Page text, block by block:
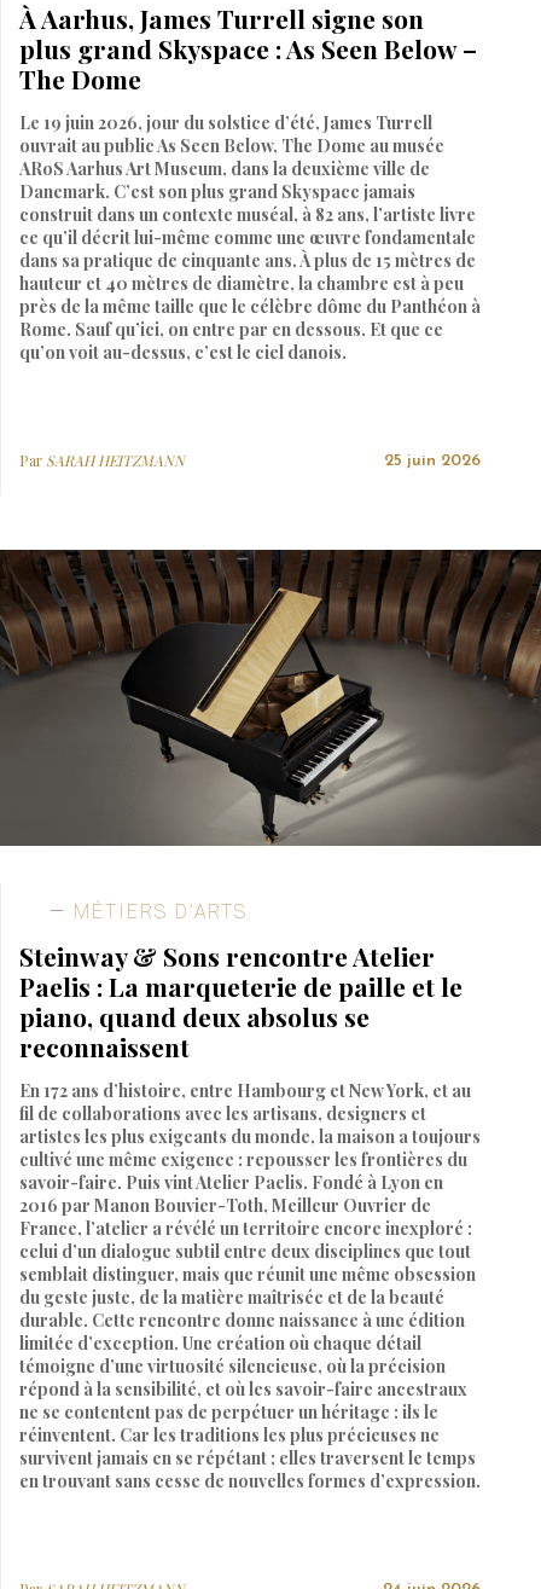
À Aarhus, James Turrell signe son
plus grand Skyspace : As Seen Below –
The Dome
Le 19 juin 2026, jour du solstice d’été, James Turrell
ouvrait au public As Seen Below, The Dome au musée
ARoS Aarhus Art Museum, dans la deuxième ville de
Danemark. C’est son plus grand Skyspace jamais
construit dans un contexte muséal, à 82 ans, l’artiste livre
ce qu’il décrit lui-même comme une œuvre fondamentale
dans sa pratique de cinquante ans. À plus de 15 mètres de
hauteur et 40 mètres de diamètre, la chambre est à peu
près de la même taille que le célèbre dôme du Panthéon à
Rome. Sauf qu’ici, on entre par en dessous. Et que ce
qu’on voit au-dessus, c’est le ciel danois.
Par SARAH HEITZMANN 25 juin 2026
MÉTIERS D’ARTS
Steinway & Sons rencontre Atelier
Paelis : La marqueterie de paille et le
piano, quand deux absolus se
reconnaissent
En 172 ans d’histoire, entre Hambourg et New York, et au
fil de collaborations avec les artisans, designers et
artistes les plus exigeants du monde, la maison a toujours
cultivé une même exigence : repousser les frontières du
savoir-faire. Puis vint Atelier Paelis. Fondé à Lyon en
2016 par Manon Bouvier-Toth, Meilleur Ouvrier de
France, l’atelier a révélé un territoire encore inexploré :
celui d’un dialogue subtil entre deux disciplines que tout
semblait distinguer, mais que réunit une même obsession
du geste juste, de la matière maîtrisée et de la beauté
durable. Cette rencontre donne naissance à une édition
limitée d’exception. Une création où chaque détail
témoigne d’une virtuosité silencieuse, où la précision
répond à la sensibilité, et où les savoir-faire ancestraux
ne se contentent pas de perpétuer un héritage : ils le
réinventent. Car les traditions les plus précieuses ne
survivent jamais en se répétant ; elles traversent le temps
en trouvant sans cesse de nouvelles formes d’expression.